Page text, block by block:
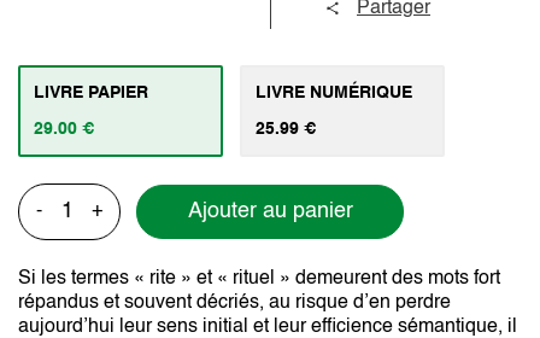
Partager
LIVRE PAPIER
29.00 €
LIVRE NUMÉRIQUE
25.99 €
- + Ajouter au panier
Si les termes « rite » et « rituel » demeurent des mots fort
répandus et souvent décriés, au risque d’en perdre
aujourd’hui leur sens initial et leur efficience sémantique, il